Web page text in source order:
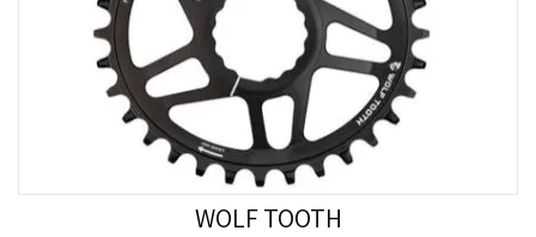
WOLF TOOTH